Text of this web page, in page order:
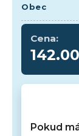
Obec
Cena:
Pokud